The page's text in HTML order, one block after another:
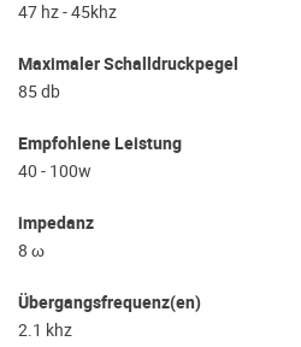
47 hz - 45khz
Maximaler Schalldruckpegel
85 db
Empfohlene Leistung
40 - 100w
impedanz
8 ω
Übergangsfrequenz(en)
2.1 khz